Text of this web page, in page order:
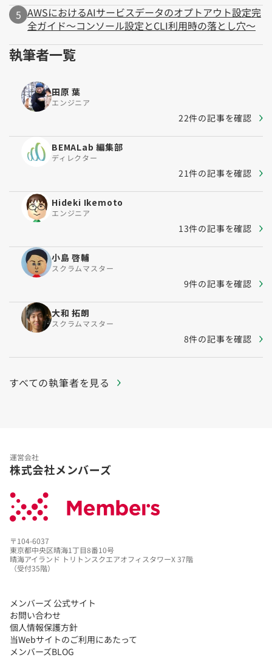
AWSにおけるAIサービスデータのオプトアウト設定完
全ガイド～コンソール設定とCLI利用時の落とし穴～
執筆者一覧
田原 葉
エンジニア
22件の記事を確認
BEMALab 編集部
ディレクター
21件の記事を確認
Hideki Ikemoto
エンジニア
13件の記事を確認
小島 啓輔
スクラムマスター
9件の記事を確認
大和 拓朗
スクラムマスター
8件の記事を確認
すべての執筆者を見る
運営会社
株式会社メンバーズ
〒104-6037
東京都中央区晴海1丁目8番10号
晴海アイランド トリトンスクエアオフィスタワーX 37階
（受付35階）
メンバーズ 公式サイト
お問い合わせ
個人情報保護方針
当Webサイトのご利用にあたって
メンバーズBLOG